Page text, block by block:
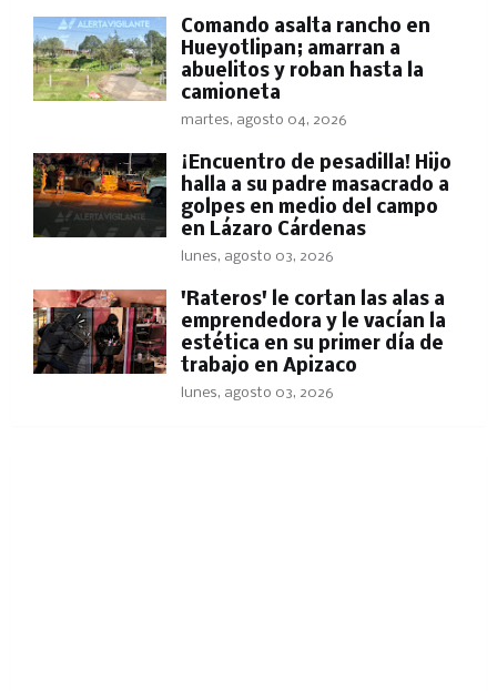
Comando asalta rancho en
Hueyotlipan; amarran a
abuelitos y roban hasta la
camioneta
martes, agosto 04, 2026
​¡Encuentro de pesadilla! Hijo
halla a su padre masacrado a
golpes en medio del campo
en Lázaro Cárdenas
lunes, agosto 03, 2026
'Rateros' le cortan las alas a
emprendedora y le vacían la
estética en su primer día de
trabajo en Apizaco
lunes, agosto 03, 2026